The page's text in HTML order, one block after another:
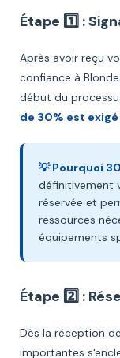
Étape 1️⃣ :
Après avoir reçu
confiance à
début du
de 30% est
💡 Pourquoi
définitivement
réservée et
ressources
équipements
Étape 2️⃣ :
Dès la réception
importantes